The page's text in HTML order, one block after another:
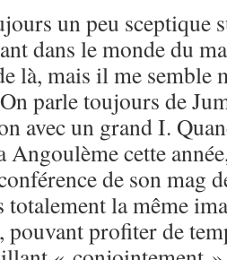
un peu sceptique
dans le monde du
là, mais il me semble
parle toujours de
avec un grand I.
Angoulème cette
de son mag
totalement la même
profiter de